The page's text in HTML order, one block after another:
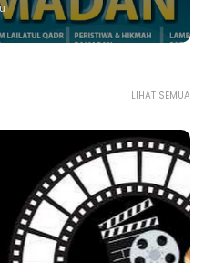
LIHAT SEMUA